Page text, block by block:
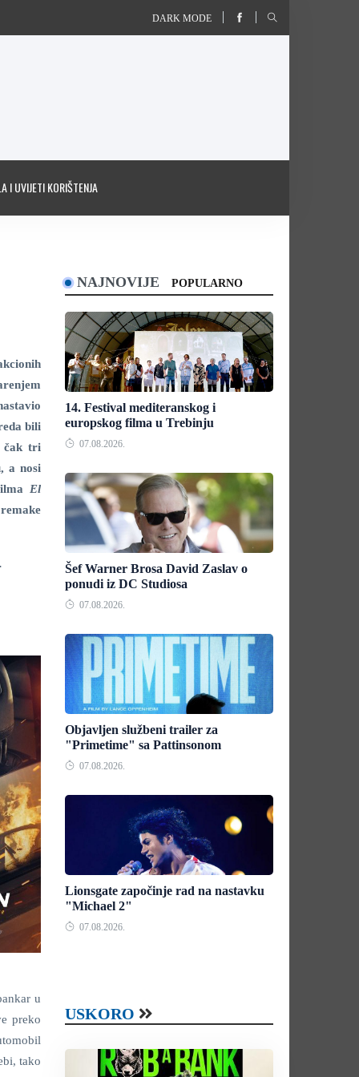
DARK MODE
I UVIJETI KORIŠTENJA
bili
čak tri
a nosi
El
u
preko
tako
NAJNOVIJE POPULARNO
14. Festival mediteranskog i
europskog filma u Trebinju
07.08.2026.
Šef Warner Brosa David Zaslav o
ponudi iz DC Studiosa
07.08.2026.
Objavljen službeni trailer za
"Primetime" sa Pattinsonom
07.08.2026.
Lionsgate započinje rad na nastavku
"Michael 2"
07.08.2026.
USKORO